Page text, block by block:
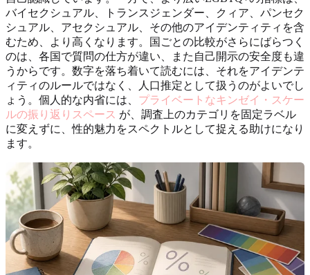
バイセクシュアル、トランスジェンダー、クィア、パンセク
シュアル、アセクシュアル、その他のアイデンティティを含
むため、より高くなります。国ごとの比較がさらにばらつく
のは、各国で質問の仕方が違い、また自己開示の安全度も違
うからです。数字を落ち着いて読むには、それをアイデンテ
ィティのルールではなく、人口推定として扱うのがよいでし
ょう。個人的な内省には、 プライベートなキンゼイ・スケー
ルの振り返りスペース が、調査上のカテゴリを固定ラベル
に変えずに、性的魅力をスペクトルとして捉える助けになり
ます。